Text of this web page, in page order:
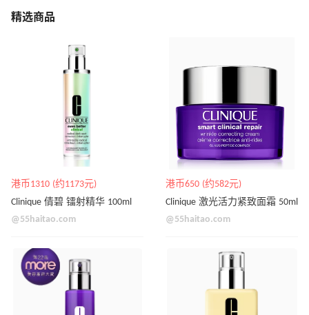
精选商品
港币1310 (约1173元)
Clinique 倩碧 镭射精华 100ml
@55haitao.com
港币650 (约582元)
Clinique 激光活力紧致面霜 50ml
@55haitao.com